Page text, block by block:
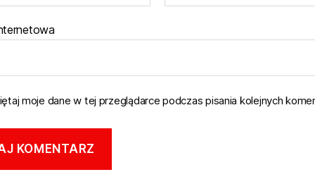
moje dane w tej przeglądarce podczas pisania kolejnych